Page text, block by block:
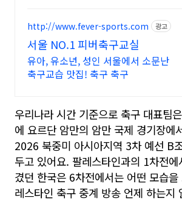
http://www.fever-sports.com 광고
서울 NO.1 피버축구교실
유아, 유소년, 성인 서울에서 소문난
축구교습 맛집! 축구 축구
우리나라 시간 기준으로 축구 대표팀
에 요르단 암만의 암만 국제 경기장에
2026 북중미 아시아지역 3차 예선 B
두고 있어요. 팔레스타인과의 1차전
겼던 한국은 6차전에서는 어떤 모습
레스타인 축구 중계 방송 언제 하는지